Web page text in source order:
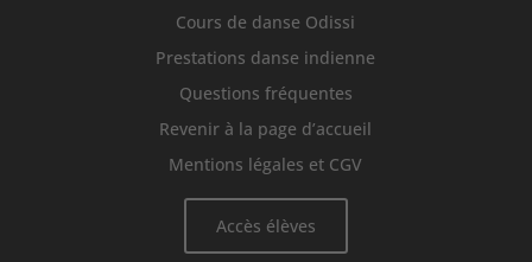
Cours de danse Odissi
Prestations danse indienne
Questions fréquentes
Revenir à la page d’accueil
Mentions légales et CGV
Accès élèves